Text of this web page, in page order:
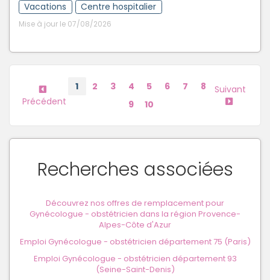
Vacations
Centre hospitalier
Mise à jour le 07/08/2026
Précédent
1 2 3 4 5 6 7
8
9
10
Suivant
Recherches associées
Découvrez nos offres de remplacement pour
Gynécologue - obstétricien dans la région Provence-
Alpes-Côte d'Azur
Emploi Gynécologue - obstétricien département 75 (Paris)
Emploi Gynécologue - obstétricien département 93
(Seine-Saint-Denis)